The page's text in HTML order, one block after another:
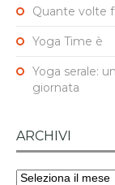
Quante volte
Yoga Time è
Yoga serale:
giornata
ARCHIVI
Archivi